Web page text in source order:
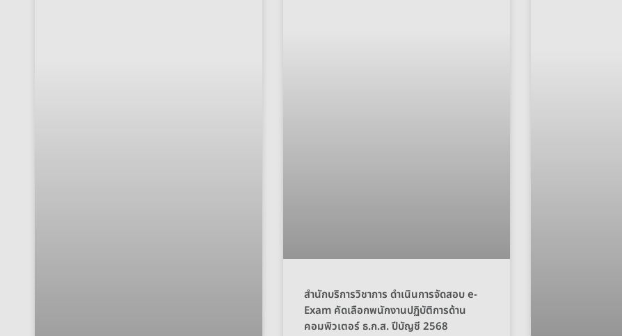
สำนักบริการวิชาการ ดำเนินการจัดสอบ e-
Exam คัดเลือกพนักงานปฏิบัติการด้าน
คอมพิวเตอร์ ธ.ก.ส. ปีบัญชี 2568